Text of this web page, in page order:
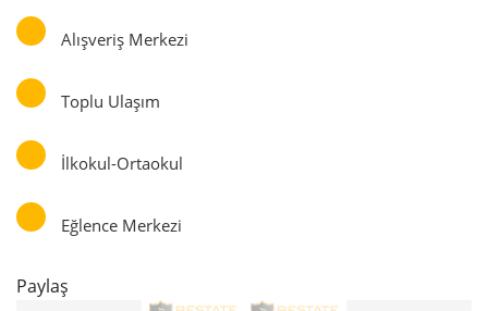
Alışveriş Merkezi
Toplu Ulaşım
İlkokul-Ortaokul
Eğlence Merkezi
Paylaş